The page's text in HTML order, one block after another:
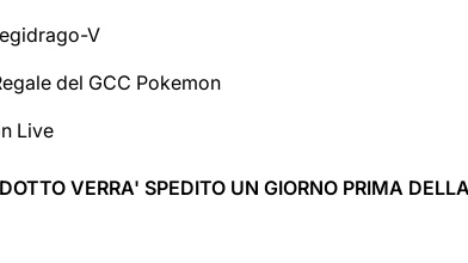
V
del GCC Pokemon
Live
VERRA' SPEDITO UN GIORNO PRIMA